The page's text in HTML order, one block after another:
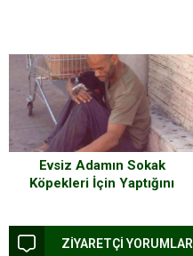
Evsiz Adamın Sokak
Köpekleri İçin Yaptığını
ZİYARETÇİ YORUMLARI